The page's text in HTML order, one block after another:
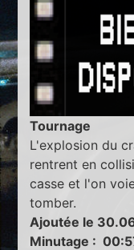
Tournage
L'explosion du
rentrent en
casse et l'on
tomber.
Ajoutée le
Minutage :